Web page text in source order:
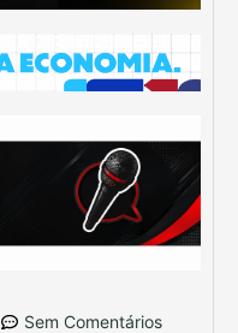
Sem Comentários